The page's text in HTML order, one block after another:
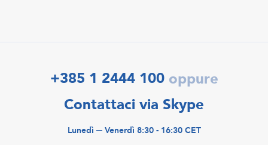
+385 1 2444 100 oppure
Contattaci via Skype
Lunedì ─ Venerdì 8:30 - 16:30 CET